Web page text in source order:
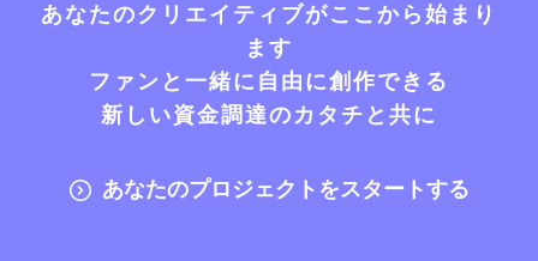
あなたのクリエイティブがここから始まり
ます
ファンと一緒に自由に創作できる
新しい資金調達のカタチと共に
あなたのプロジェクトをスタートする